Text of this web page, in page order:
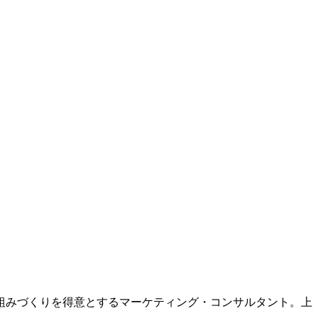
づくりを得意とするマーケティング・コンサルタント。上